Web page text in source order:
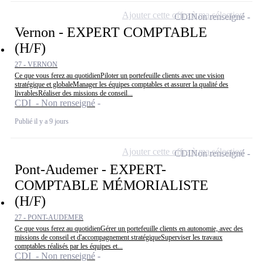
Vernon - EXPERT COMPTABLE
(H/F)
27 - VERNON
Ce que vous ferez au quotidienPiloter un portefeuille clients avec une vision
stratégique et globaleManager les équipes comptables et assurer la qualité des
livrablesRéaliser des missions de conseil...
CDI - Non renseigné
Publié il y a 9 jours
CDINon renseigné
Ajouter cette offre à ma sélection
Pont-Audemer - EXPERT-
COMPTABLE MÉMORIALISTE
(H/F)
27 - PONT-AUDEMER
Ce que vous ferez au quotidienGérer un portefeuille clients en autonomie, avec des
missions de conseil et d'accompagnement stratégiqueSuperviser les travaux
comptables réalisés par les équipes et...
CDI - Non renseigné
CDINon renseigné
Ajouter cette offre à ma sélection